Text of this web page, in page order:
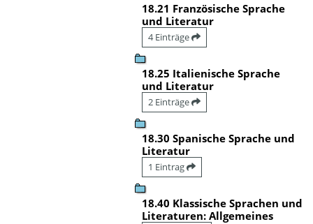
18.21 Französische Sprache
und Literatur
4 Einträge
18.25 Italienische Sprache
und Literatur
2 Einträge
18.30 Spanische Sprache und
Literatur
1 Eintrag
18.40 Klassische Sprachen und
Literaturen: Allgemeines